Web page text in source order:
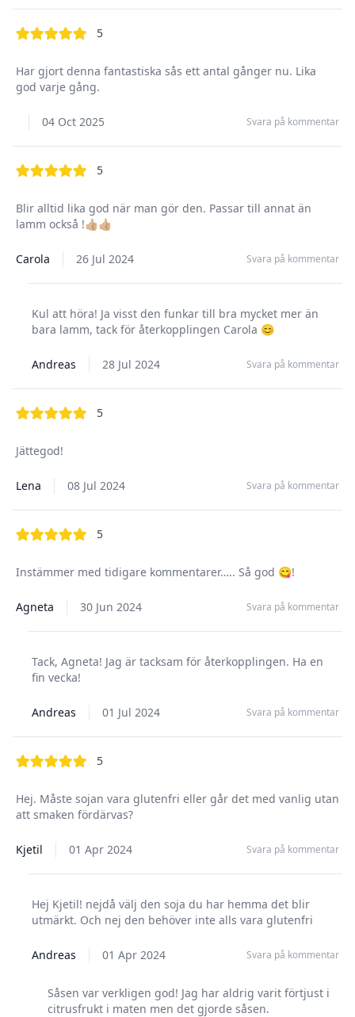
5out of 5 stars
Har gjort denna fantastiska sås ett antal gånger nu. Lika
god varje gång.
04 Oct 2025 Svara på kommentar
5out of 5 stars
Blir alltid lika god när man gör den. Passar till annat än
lamm också !👍🏼👍🏼
Carola 26 Jul 2024 Svara på kommentar
Kul att höra! Ja visst den funkar till bra mycket mer än
bara lamm, tack för återkopplingen Carola 😊
Andreas 28 Jul 2024 Svara på kommentar
5out of 5 stars
Jättegod!
Lena 08 Jul 2024 Svara på kommentar
5out of 5 stars
Instämmer med tidigare kommentarer….. Så god 😋!
Agneta 30 Jun 2024 Svara på kommentar
Tack, Agneta! Jag är tacksam för återkopplingen. Ha en
fin vecka!
Andreas 01 Jul 2024 Svara på kommentar
5out of 5 stars
Hej. Måste sojan vara glutenfri eller går det med vanlig utan
att smaken fördärvas?
Kjetil 01 Apr 2024 Svara på kommentar
Hej Kjetil! nejdå välj den soja du har hemma det blir
utmärkt. Och nej den behöver inte alls vara glutenfri
Andreas 01 Apr 2024 Svara på kommentar
Såsen var verkligen god! Jag har aldrig varit förtjust i
citrusfrukt i maten men det gjorde såsen.